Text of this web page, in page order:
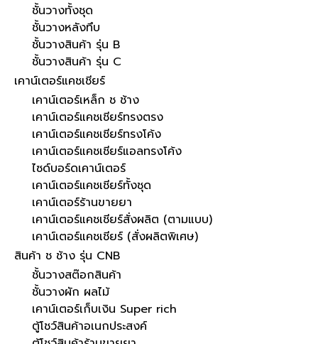
ชั้นวางทั้งชุด
ชั้นวางหลังทึบ
ชั้นวางสินค้า รุ่น B
ชั้นวางสินค้า รุ่น C
เคาน์เตอร์แคชเชียร์
เคาน์เตอร์เหล็ก ช ช้าง
เคาน์เตอร์แคชเชียร์ทรงตรง
เคาน์เตอร์แคชเชียร์ทรงโค้ง
เคาน์เตอร์แคชเชียร์แอลทรงโค้ง
ไซด์บอร์ดเคาน์เตอร์
เคาน์เตอร์แคชเชียร์ทั้งชุด
เคาน์เตอร์ร้านขายยา
เคาน์เตอร์แคชเชียร์สั่งผลิต (ตามแบบ)
เคาน์เตอร์แคชเชียร์ (สั่งผลิตพิเศษ)
สินค้า ช ช้าง รุ่น CNB
ชั้นวางสต๊อกสินค้า
ชั้นวางผัก ผลไม้
เคาน์เตอร์เก็บเงิน Super rich
ตู้โชว์สินค้าอเนกประสงค์